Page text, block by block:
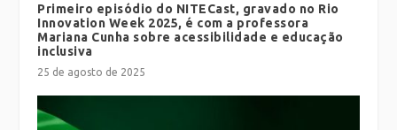
Primeiro episódio do NITECast, gravado no Rio
Innovation Week 2025, é com a professora
Mariana Cunha sobre acessibilidade e educação
inclusiva
25 de agosto de 2025